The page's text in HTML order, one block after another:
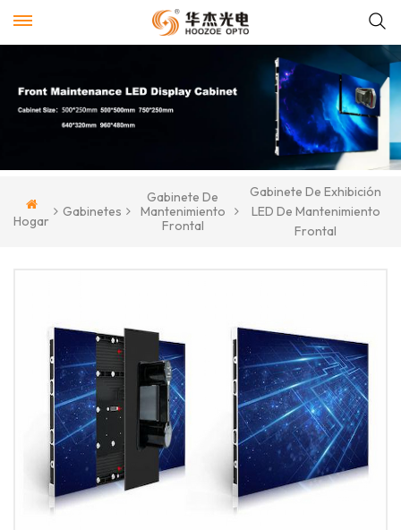
Hogar
Gabinetes
Gabinete De
Mantenimiento
Frontal
Gabinete De Exhibición
LED De Mantenimiento
Frontal